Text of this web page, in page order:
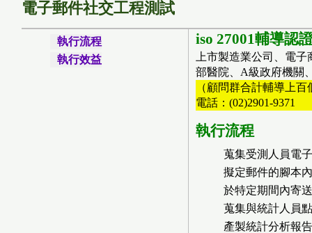
電子郵件社交工程測試
執行流程
執行效益
iso 27001輔導認
上市製造業公司、電
部醫院、A級政府機關
（顧問群合計輔導上百
電話：(02)2901-9371
執行流程
蒐集受測人員電
擬定郵件的腳本
於特定期間內寄
蒐集與統計人員
產製統計分析報告